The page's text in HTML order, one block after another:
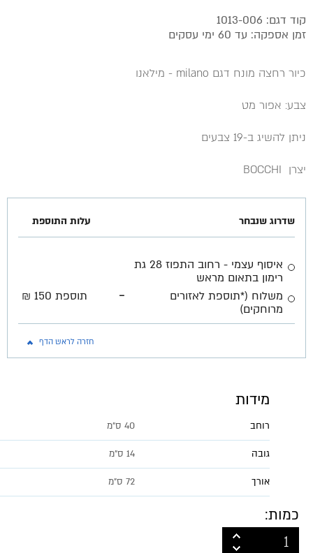
קוד דגם: 1013-006
זמן אספקה: עד 60 ימי עסקים
כיור רחצה מונח דגם milano - מילאנו
צבע: אפור מט
ניתן להשיג ב-19 צבעים
יצרן BOCCHI
שדרוג שנבחר עלות התוספת
איסוף עצמי - רחוב התפוז 28 גת
רימון בתאום מראש
משלוח (*תוספת לאזורים
מרוחקים)
- תוספת 150 ₪
חזרה לראש הדף
מידות
רוחב 40 ס"מ
גובה 14 ס"מ
אורך 72 ס"מ
כמות: